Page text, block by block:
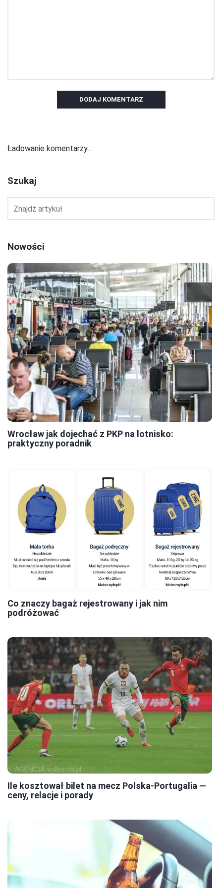
DODAJ KOMENTARZ
Ładowanie komentarzy...
Szukaj
Nowości
Wrocław jak dojechać z PKP na lotnisko:
praktyczny poradnik
Co znaczy bagaż rejestrowany i jak nim
podróżować
Ile kosztował bilet na mecz Polska-Portugalia —
ceny, relacje i porady